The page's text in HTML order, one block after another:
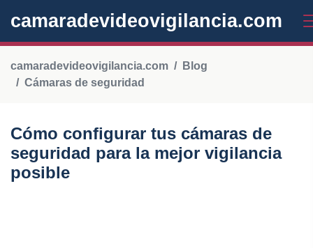
camaradevideovigilancia.com
camaradevideovigilancia.com
Blog
Cámaras de seguridad
Cómo configurar tus cámaras de
seguridad para la mejor vigilancia
posible